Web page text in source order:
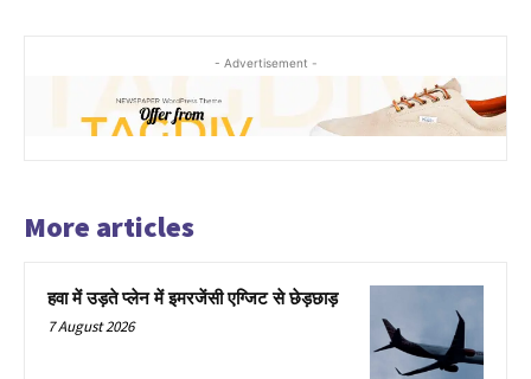
- Advertisement -
More articles
हवा में उड़ते प्लेन में इमरजेंसी एग्जिट से छेड़छाड़
7 August 2026